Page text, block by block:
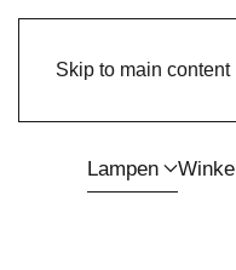
Skip to main content
Lampen